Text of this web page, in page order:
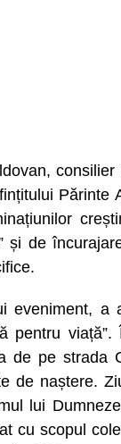
și de
eveniment, a
pentru
de pe strada
de naștere.
lui
cu scopul